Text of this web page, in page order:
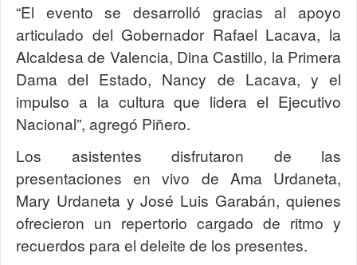
“El evento se desarrolló gracias al apoyo
articulado del Gobernador Rafael Lacava, la
Alcaldesa de Valencia, Dina Castillo, la Primera
Dama del Estado, Nancy de Lacava, y el
impulso a la cultura que lidera el Ejecutivo
Nacional”, agregó Piñero.
Los asistentes disfrutaron de las
presentaciones en vivo de Ama Urdaneta,
Mary Urdaneta y José Luis Garabán, quienes
ofrecieron un repertorio cargado de ritmo y
recuerdos para el deleite de los presentes.